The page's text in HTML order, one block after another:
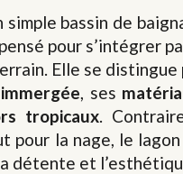
bassin de
pour s’intégrer
Elle se distingue
, ses
tropicaux.
pour la nage, le lagon
détente et